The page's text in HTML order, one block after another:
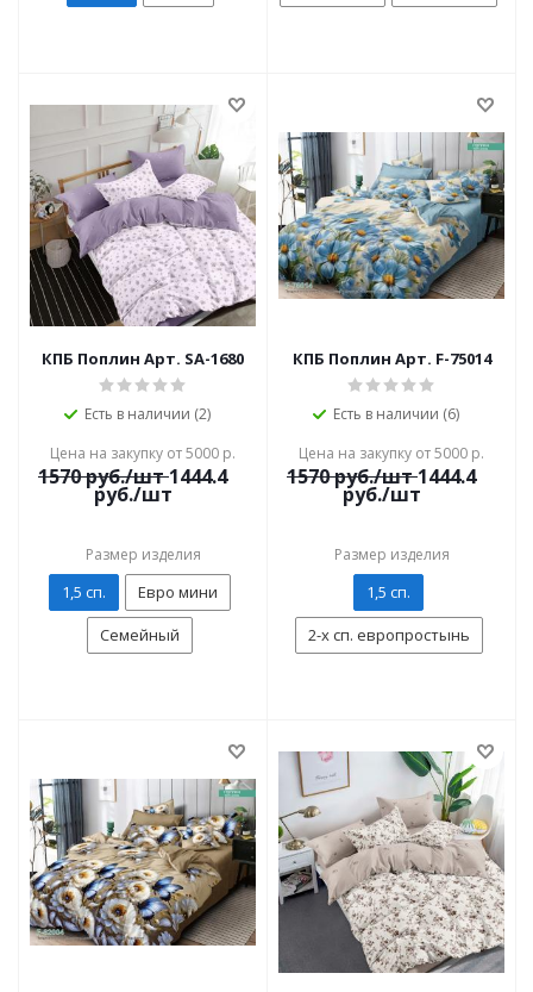
КПБ Поплин Арт. SA-1680
Есть в наличии (2)
Цена на закупку от 5000 р.
1570руб./шт 1444.4
руб./шт
Размер изделия
1,5 сп.
Евро мини
Семейный
КПБ Поплин Арт. F-75014
Есть в наличии (6)
Цена на закупку от 5000 р.
1570руб./шт 1444.4
руб./шт
Размер изделия
1,5 сп.
2-х сп. европростынь